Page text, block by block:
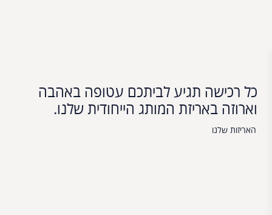
כל רכישה תגיע לביתכם עטופה באהבה
וארוזה באריזת המותג הייחודית שלנו.
האריזות שלנו